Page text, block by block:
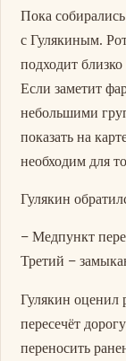
Пока
с Гулякиным.
подходит
Если заметит
небольшими
показать на
необходим для
Гулякин
– Медпункт
Третий –
Гулякин оценил
пересечёт
переносить